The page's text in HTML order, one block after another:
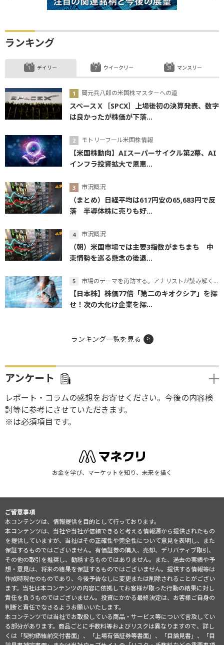
ランキング
デイリー
岡元兵八郎の米国株マスターへの道
スペースＸ［SPCX］上場後初の決算発表、数字
は良かったが株価が下落...
モトリーフール米国株情報
【米国株動向】AIスーパーサイクル第2幕、AI
インフラ投資拡大で恩恵...
市況概況
（まとめ）日経平均は617円安の65,683円で反
落 半導体株に売りも好...
市況概況
（朝）米国市場では主要3指数がまちまち 中
東情勢を巡る懸念の後退...
市場のテーマを再訪する。アナリストが読み解くテーマの本質
【日本株】株価77倍「第二のキオクシア」を探
せ！次の大化け企業を探...
ウイークリー マンスリー
ランキング一覧を見る
アンケート
レポート・コラムの感想をお寄せください。今後の内容検
討等に参考にさせていただきます。
※は必須項目です。
お金を学び、マーケットを知り、未来を描く
ご留意事項
本コンテンツは、情報提供を目的として行っております。
本コンテンツは、当社や当社が信頼できると考える情報源から提供されたもの
を提供していますが、当社はその正確性や完全性について意見を表明し、また
保証するものではございません。有価証券の購入、売却、デリバティブ取引、
その他の取引を推奨し、勧誘するものではありません。また、過去の実績や予
想・意見は、将来の結果を保証するものではございません。提供する情報等は
作成時現在のものであり、今後予告なしに変更または削除されることがござい
ます。当社は本コンテンツの内容に依拠してお客様が取った行動の結果に対し
責任を負うものではございません。投資にかかる最終決定は、お客様ご自身の
判断と責任でなさるようお願いいたします。
本コンテンツでは当社でお取扱している商品・サービス等について言及してい
る部分があります。商品ごとに手数料等およびリスクは異なりますので、詳し
くは「契約締結前交付書面」、「上場有価証券等書面」、「目論見書」、「目